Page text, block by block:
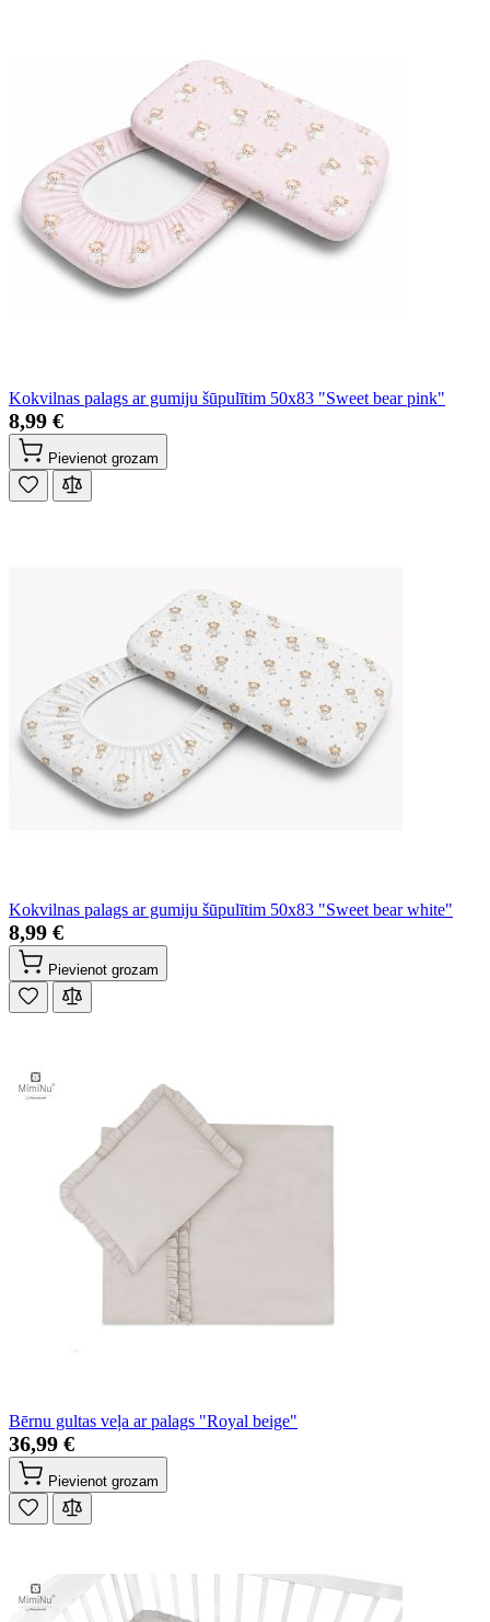
Kokvilnas palags ar gumiju šūpulītim 50x83 "Sweet bear pink"
8,99 €
Pievienot grozam
Kokvilnas palags ar gumiju šūpulītim 50x83 "Sweet bear white"
8,99 €
Pievienot grozam
Bērnu gultas veļa ar palags "Royal beige"
36,99 €
Pievienot grozam